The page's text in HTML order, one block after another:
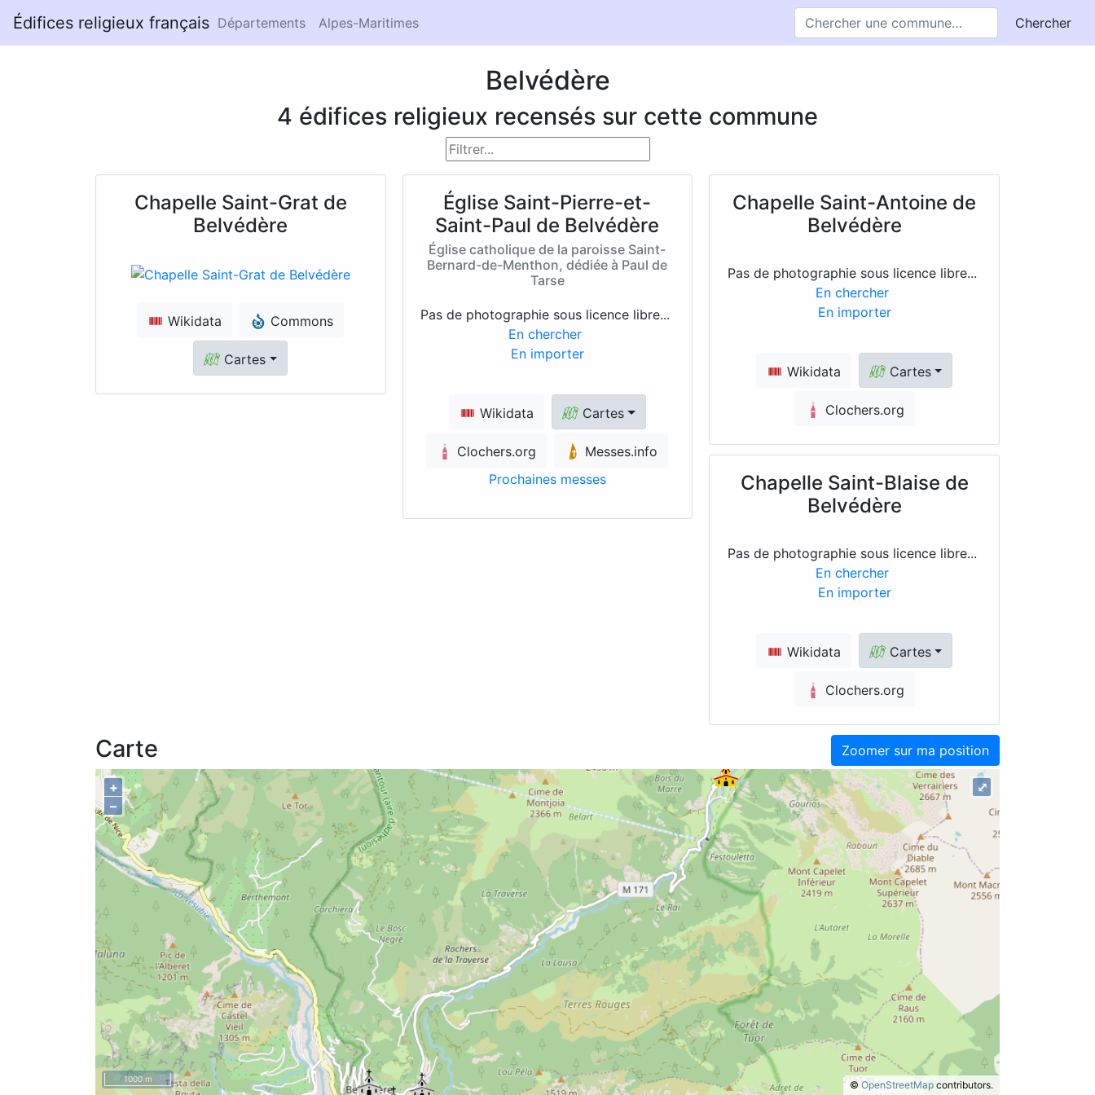
Édifices religieux français Départements Alpes-Maritimes Chercher
Belvédère
4 édifices religieux recensés sur cette commune
Chapelle Saint-Grat de
Belvédère
Wikidata Commons
Cartes
Église Saint-Pierre-et-
Saint-Paul de Belvédère
Église catholique de la paroisse Saint-
Bernard-de-Menthon, dédiée à Paul de
Tarse
Pas de photographie sous licence libre...
En chercher
En importer
Wikidata Cartes
Clochers.org
Messes.info
Prochaines messes
Chapelle Saint-Antoine de
Belvédère
Pas de photographie sous licence libre...
En chercher
En importer
Wikidata Cartes
Clochers.org
Chapelle Saint-Blaise de
Belvédère
Pas de photographie sous licence libre...
En chercher
En importer
Wikidata Cartes
Clochers.org
Zoomer sur ma position
Carte
+
–
© OpenStreetMap contributors.
⤢
1000 m